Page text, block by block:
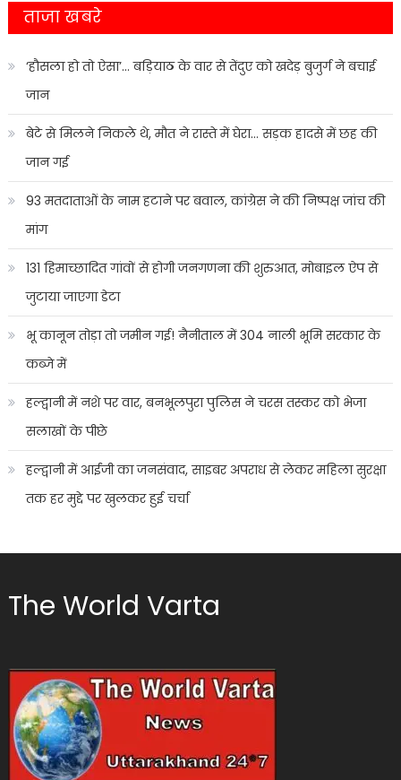
ताजा खबरे
‘हौसला हो तो ऐसा’… बड़ियाठ के वार से तेंदुए को खदेड़ बुजुर्ग ने बचाई
जान
बेटे से मिलने निकले थे, मौत ने रास्ते में घेरा… सड़क हादसे में छह की
जान गई
93 मतदाताओं के नाम हटाने पर बवाल, कांग्रेस ने की निष्पक्ष जांच की
मांग
131 हिमाच्छादित गांवों से होगी जनगणना की शुरुआत, मोबाइल ऐप से
जुटाया जाएगा डेटा
भू कानून तोड़ा तो जमीन गई! नैनीताल में 304 नाली भूमि सरकार के
कब्जे में
हल्द्वानी में नशे पर वार, बनभूलपुरा पुलिस ने चरस तस्कर को भेजा
सलाखों के पीछे
हल्द्वानी में आईजी का जनसंवाद, साइबर अपराध से लेकर महिला सुरक्षा
तक हर मुद्दे पर खुलकर हुई चर्चा
The World Varta